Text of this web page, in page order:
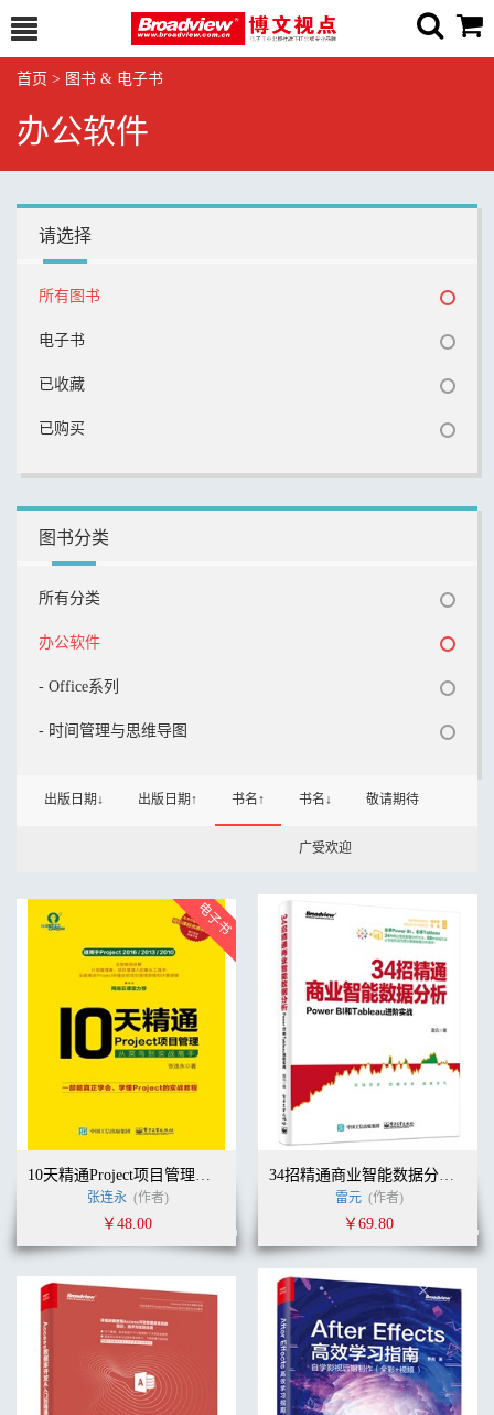
首页 > 图书 & 电子书
办公软件
请选择
所有图书
电子书
已收藏
已购买
图书分类
所有分类
办公软件
- Office系列
- 时间管理与思维导图
出版日期↓ 出版日期↑ 书名↑ 书名↓ 敬请期待
广受欢迎
10天精通Project项目管理：从菜鸟到实战高手
张连永 (作者)
￥48.00
34招精通商业智能数据分析：Power BI和Tableau进阶实战
雷元 (作者)
￥69.80